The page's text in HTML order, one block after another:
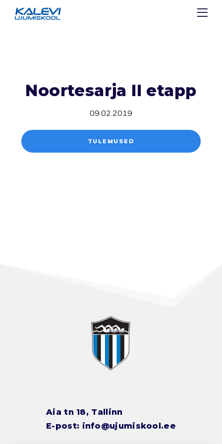
Noortesarja II etapp
09.02.2019
TULEMUSED
Aia tn 18, Tallinn
E-post: info@ujumiskool.ee